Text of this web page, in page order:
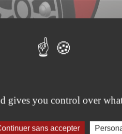
gives you control over
sans accepter